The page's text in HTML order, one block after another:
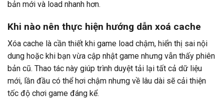
bản mới và load nhanh hơn.
Khi nào nên thực hiện hướng dẫn xoá cache
Xóa cache là cần thiết khi game load chậm, hiển thị sai nội
dung hoặc khi bạn vừa cập nhật game nhưng vẫn thấy phiên
bản cũ. Thao tác này giúp trình duyệt tải lại tất cả dữ liệu
mới, lần đầu có thể hơi chậm nhưng về lâu dài sẽ cải thiện
tốc độ chơi game đáng kể.